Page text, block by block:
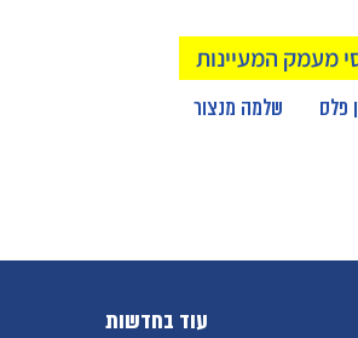
פלס שלמה מנצור
עוד בחדשות